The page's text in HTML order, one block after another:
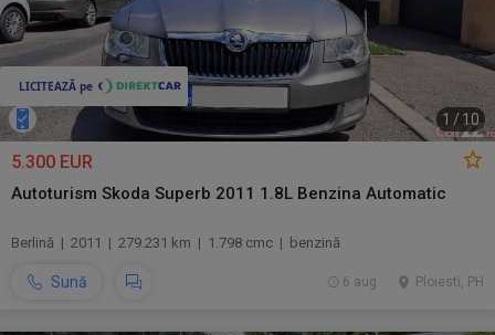
1 / 10
5.300 EUR
Autoturism Skoda Superb 2011 1.8L Benzina Automatic
Berlină | 2011 | 279.231 km | 1.798 cmc | benzină
Sună Ploiesti, PH
6 aug.